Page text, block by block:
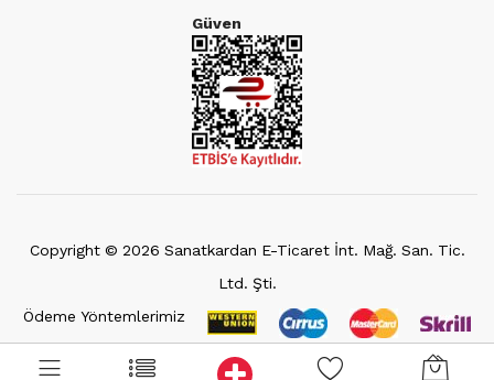
Güven
Copyright © 2026 Sanatkardan E-Ticaret İnt. Mağ. San. Tic.
Ltd. Şti.
Ödeme Yöntemlerimiz